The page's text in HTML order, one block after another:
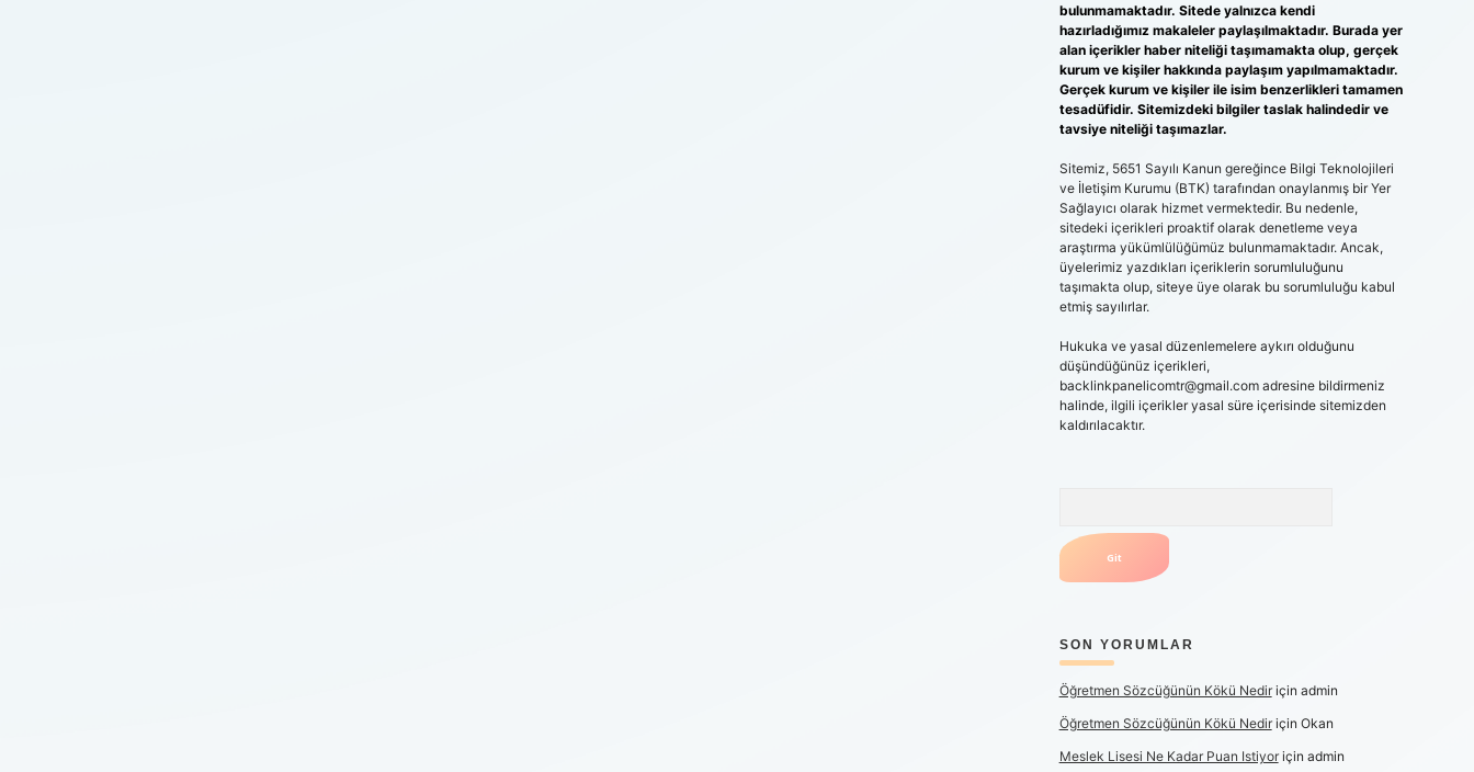
bulunmamaktadır. Sitede yalnızca kendi
hazırladığımız makaleler paylaşılmaktadır. Burada yer
alan içerikler haber niteliği taşımamakta olup, gerçek
kurum ve kişiler hakkında paylaşım yapılmamaktadır.
Gerçek kurum ve kişiler ile isim benzerlikleri tamamen
tesadüfidir. Sitemizdeki bilgiler taslak halindedir ve
tavsiye niteliği taşımazlar.
Sitemiz, 5651 Sayılı Kanun gereğince Bilgi Teknolojileri
ve İletişim Kurumu (BTK) tarafından onaylanmış bir Yer
Sağlayıcı olarak hizmet vermektedir. Bu nedenle,
sitedeki içerikleri proaktif olarak denetleme veya
araştırma yükümlülüğümüz bulunmamaktadır. Ancak,
üyelerimiz yazdıkları içeriklerin sorumluluğunu
taşımakta olup, siteye üye olarak bu sorumluluğu kabul
etmiş sayılırlar.
Hukuka ve yasal düzenlemelere aykırı olduğunu
düşündüğünüz içerikleri,
backlinkpanelicomtr@gmail.comadresine bildirmeniz
halinde, ilgili içerikler yasal süre içerisinde sitemizden
kaldırılacaktır.
SON YORUMLAR
Öğretmen Sözcüğünün Kökü Nediriçin admin
Öğretmen Sözcüğünün Kökü Nediriçin Okan
Meslek Lisesi Ne Kadar Puan Istiyoriçin admin